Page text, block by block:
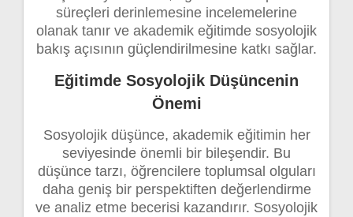
süreçleri derinlemesine incelemelerine
olanak tanır ve akademik eğitimde sosyolojik
bakış açısının güçlendirilmesine katkı sağlar.
Eğitimde Sosyolojik Düşüncenin
Önemi
Sosyolojik düşünce, akademik eğitimin her
seviyesinde önemli bir bileşendir. Bu
düşünce tarzı, öğrencilere toplumsal olguları
daha geniş bir perspektiften değerlendirme
ve analiz etme becerisi kazandırır. Sosyolojik